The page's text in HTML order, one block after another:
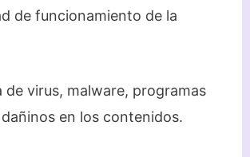
de funcionamiento de la
de virus, malware, programas
en los contenidos.